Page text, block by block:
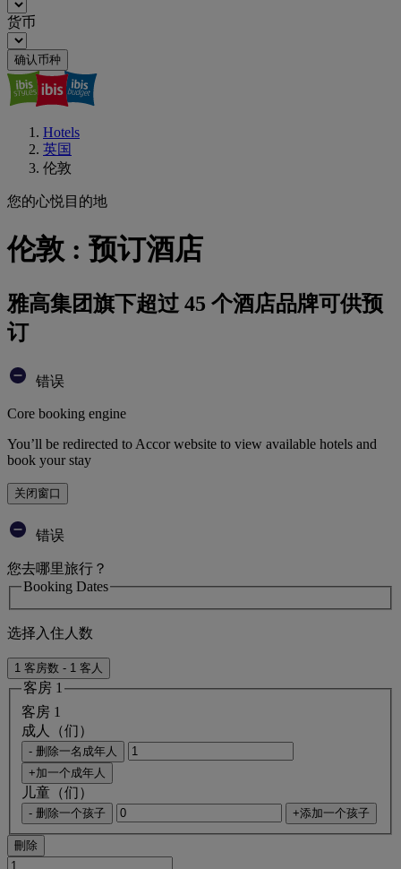
货币
确认币种
Hotels
英国
伦敦
您的心悦目的地
伦敦 : 预订酒店
雅高集团旗下超过 45 个酒店品牌可供预
订
错误
Core booking engine
You’ll be redirected to Accor website to view available hotels and
book your stay
关闭窗口
错误
您去哪里旅行？
Booking Dates
选择入住人数
1 客房数 - 1 客人
客房 1
客房 1
成人（们）
- 删除一名成年人
+加一个成年人
儿童（们）
- 删除一个孩子 +添加一个孩子
刪除